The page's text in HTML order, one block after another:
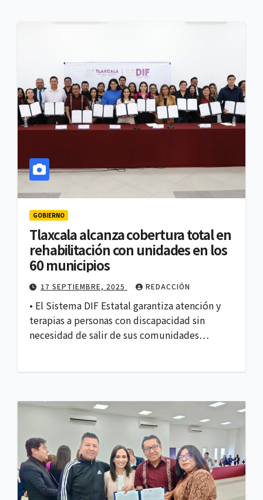
GOBIERNO
Tlaxcala alcanza cobertura total en
rehabilitación con unidades en los
60 municipios
17 SEPTIEMBRE, 2025 REDACCIÓN
• El Sistema DIF Estatal garantiza atención y
terapias a personas con discapacidad sin
necesidad de salir de sus comunidades…